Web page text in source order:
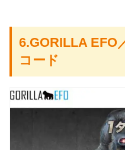
6.GORILLA EFO
コード